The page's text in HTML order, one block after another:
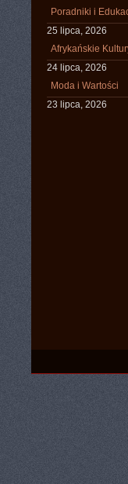
Poradniki i
25 lipca, 2026
Afrykańskie
24 lipca, 2026
Moda i Wartości
23 lipca, 2026